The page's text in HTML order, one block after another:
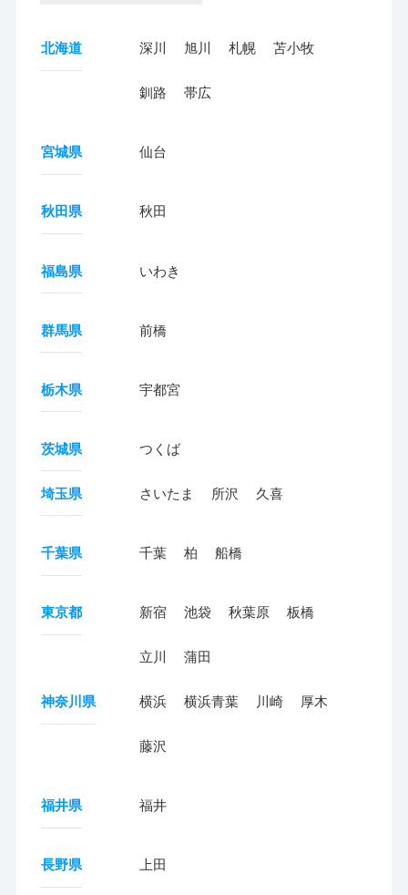
北海道 深川 旭川 札幌 苫小牧
釧路 帯広
宮城県 仙台
秋田県 秋田
福島県 いわき
群馬県 前橋
栃木県 宇都宮
茨城県 つくば
埼玉県 さいたま 所沢 久喜
千葉県 千葉 柏 船橋
東京都 新宿 池袋 秋葉原 板橋
立川 蒲田
神奈川県 横浜 横浜青葉 川崎 厚木
藤沢
福井県 福井
長野県 上田